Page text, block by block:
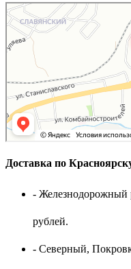
Доставка по
- Железнодорожный
рублей.
- Северный,